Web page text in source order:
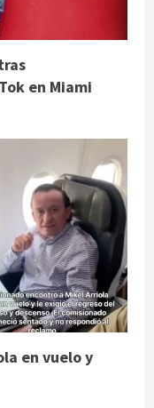
en Miami
en vuelo y
sobre adaptar la
los hijos
también
del embarazo: